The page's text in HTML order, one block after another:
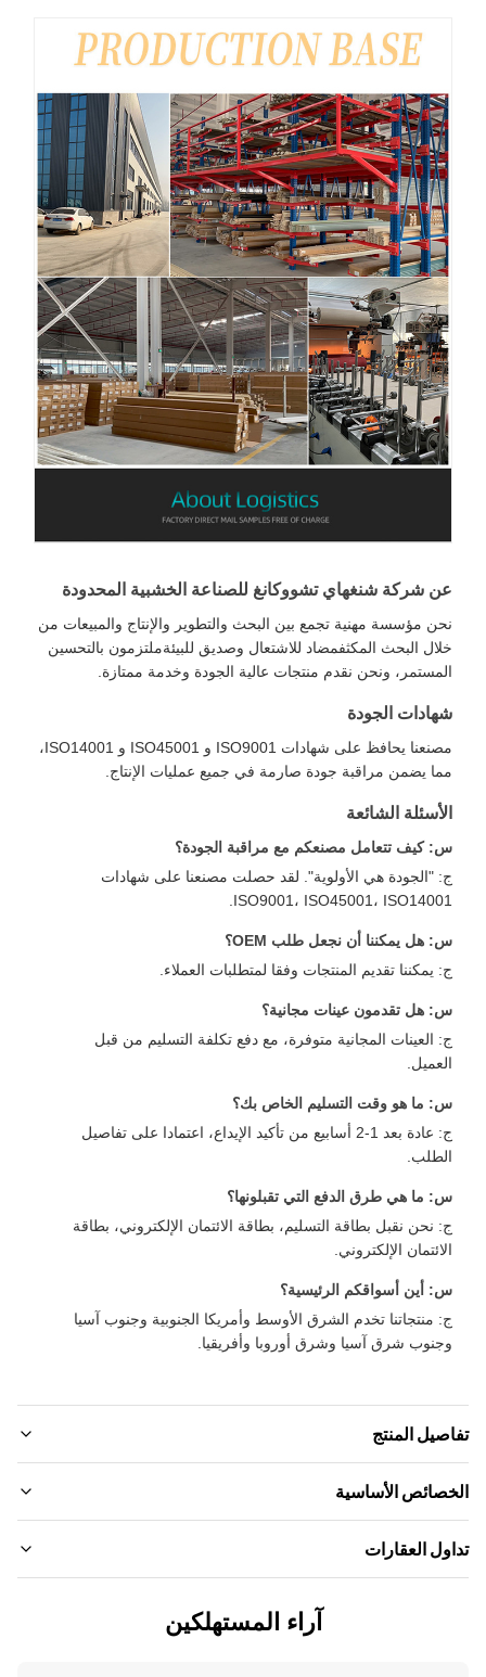
عن شركة شنغهاي تشووكانغ للصناعة الخشبية المحدودة
نحن مؤسسة مهنية تجمع بين البحث والتطوير والإنتاج والمبيعات من
خلال البحث المكثفمضاد للاشتعال وصديق للبيئةملتزمون بالتحسين
المستمر، ونحن نقدم منتجات عالية الجودة وخدمة ممتازة.
شهادات الجودة
مصنعنا يحافظ على شهادات ISO9001 و ISO45001 و ISO14001،
مما يضمن مراقبة جودة صارمة في جميع عمليات الإنتاج.
الأسئلة الشائعة
س: كيف تتعامل مصنعكم مع مراقبة الجودة؟
ج: "الجودة هي الأولوية". لقد حصلت مصنعنا على شهادات
ISO9001، ISO45001، ISO14001.
س: هل يمكننا أن نجعل طلب OEM؟
ج: يمكننا تقديم المنتجات وفقا لمتطلبات العملاء.
س: هل تقدمون عينات مجانية؟
ج: العينات المجانية متوفرة، مع دفع تكلفة التسليم من قبل
العميل.
س: ما هو وقت التسليم الخاص بك؟
ج: عادة بعد 1-2 أسابيع من تأكيد الإيداع، اعتمادا على تفاصيل
الطلب.
س: ما هي طرق الدفع التي تقبلونها؟
ج: نحن نقبل بطاقة التسليم، بطاقة الائتمان الإلكتروني، بطاقة
الائتمان الإلكتروني.
س: أين أسواقكم الرئيسية؟
ج: منتجاتنا تخدم الشرق الأوسط وأمريكا الجنوبية وجنوب آسيا
وجنوب شرق آسيا وشرق أوروبا وأفريقيا.
المنتج
Eco-
الأساسية
العلامة التجارية:
العقارات
آراء المستهلكين